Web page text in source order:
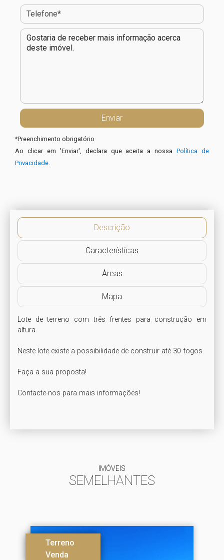
*Preenchimento obrigatório
Ao clicar em 'Enviar', declara que aceita a nossaPolítica de
Privacidade
Descrição
Características
Áreas
Mapa
Lote de terreno com três frentes para construção em
altura.
Neste lote existe a possibilidade de construir até 30 fogos.
Faça a sua proposta!
Contacte-nos para mais informações!
IMÓVEIS
SEMELHANTES
Terreno
Venda